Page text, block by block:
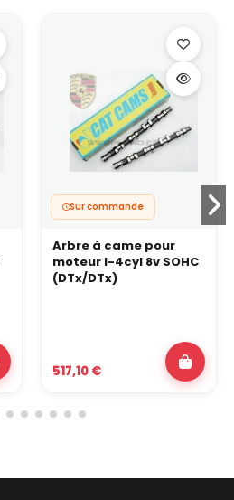
Sur commande
Arbre à came pour
moteur I-4cyl 8v SOHC
(DTx/DTx)
517,10 €